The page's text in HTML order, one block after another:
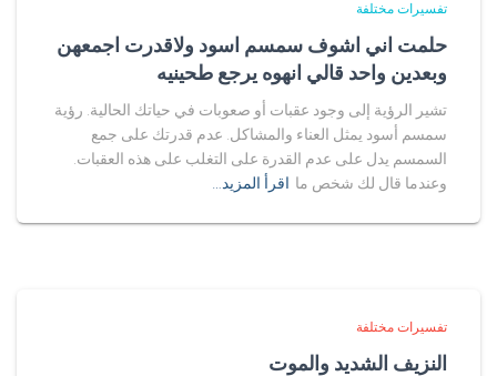
تفسيرات مختلفة
حلمت اني اشوف سمسم اسود ولاقدرت اجمعهن
وبعدين واحد قالي انهوه يرجع طحينيه
تشير الرؤية إلى وجود عقبات أو صعوبات في حياتك الحالية. رؤية
سمسم أسود يمثل العناء والمشاكل. عدم قدرتك على جمع
السمسم يدل على عدم القدرة على التغلب على هذه العقبات.
وعندما قال لك شخص ما اقرأ المزيد…
تفسيرات مختلفة
النزيف الشديد والموت